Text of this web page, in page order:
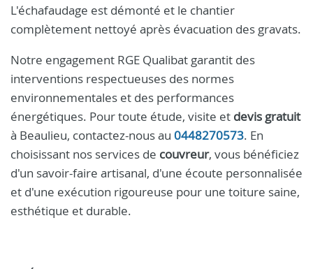
L'échafaudage est démonté et le chantier
complètement nettoyé après évacuation des gravats.
Notre engagement RGE Qualibat garantit des
interventions respectueuses des normes
environnementales et des performances
énergétiques. Pour toute étude, visite et devis gratuit
à Beaulieu, contactez-nous au 0448270573. En
choisissant nos services de couvreur, vous bénéficiez
d'un savoir-faire artisanal, d'une écoute personnalisée
et d'une exécution rigoureuse pour une toiture saine,
esthétique et durable.